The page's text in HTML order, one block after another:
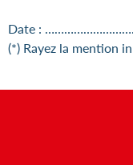
Date :
(*) Rayez la mention